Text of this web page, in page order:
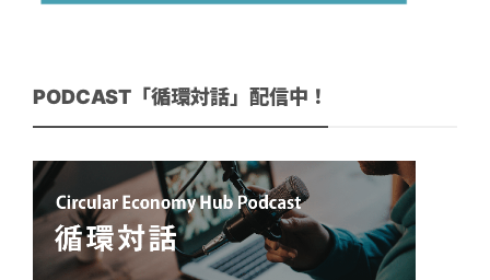
PODCAST「循環対話」配信中！